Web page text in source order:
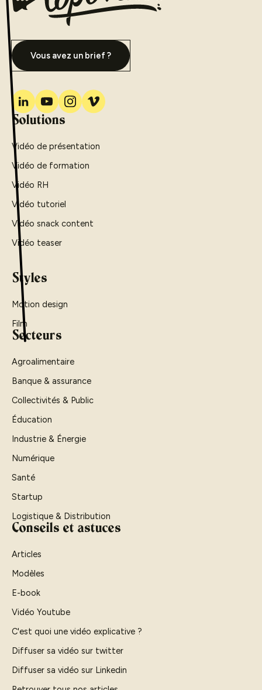
Vous avez un brief ?
Solutions
Vidéo de présentation
Vidéo de formation
Vidéo RH
Vidéo tutoriel
Vidéo snack content
Vidéo teaser
Styles
Motion design
Film
Secteurs
Agroalimentaire
Banque & assurance
Collectivités & Public
Éducation
Industrie & Énergie
Numérique
Santé
Startup
Logistique & Distribution
Conseils et astuces
Articles
Modèles
E-book
Vidéo Youtube
C'est quoi une vidéo explicative ?
Diffuser sa vidéo sur twitter
Diffuser sa vidéo sur Linkedin